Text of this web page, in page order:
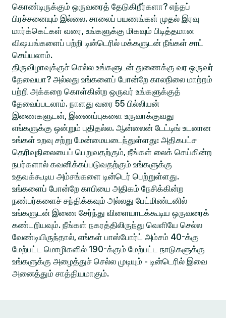
கொண்டிருக்கும் ஒருவரைத் தேடுகிறீர்களா? எந்தப்
பிரச்சனையும் இல்லை. சாலைப் பயணங்கள் முதல் இரவு
மார்க்கெட்கள் வரை, உங்களுக்கு மிகவும் பிடித்தமான
விஷயங்களைப் பற்றி டின்டெரில் மக்களுடன் நீங்கள் சாட்
செய்யலாம்.
திருவிழாவுக்குச் செல்ல உங்களுடன் துணைக்கு வர ஒருவர்
தேவையா? அல்லது உங்களைப் போன்றே காலநிலை மாற்றம்
பற்றி அக்கறை கொள்கின்ற ஒருவர் உங்களுக்குத்
தேவைப்படலாம். நாளது வரை 55 பில்லியன்
இணைகளுடன், இணைப்புகளை உருவாக்குவது
எங்களுக்கு ஒன்றும் புதிதல்ல. ஆன்லைன் டேட்டிங் உடனான
உங்கள் உறவு சற்று மேன்மையடைந்துள்ளது: அதிகபட்ச
தெரிவுநிலையைப் பெறுவதற்கும், நீங்கள் லைக் செய்கின்ற
நபர்களால் கவனிக்கப்படுவதற்கும் உங்களுக்கு
உதவக்கூடிய அம்சங்களை டின்டெர் பெற்றுள்ளது.
உங்களைப் போன்றே காபியை அதிகம் நேசிக்கின்ற
நண்பர்களைச் சந்திக்கவும் அல்லது பேட்மிண்டனில்
உங்களுடன் இணை சேர்ந்து விளையாடக்கூடிய ஒருவரைக்
கண்டறியவும். நீங்கள் நகரத்திலிருந்து வெளியே செல்ல
வேண்டியிருந்தால், எங்கள் பாஸ்போர்ட் அம்சம் 40-க்கு
மேற்பட்ட மொழிகளில் 190-க்கும் மேற்பட்ட நாடுகளுக்கு
உங்களுக்கு அழைத்துச் செல்ல முடியும் - டின்டெரில் இவை
அனைத்தும் சாத்தியமாகும்.